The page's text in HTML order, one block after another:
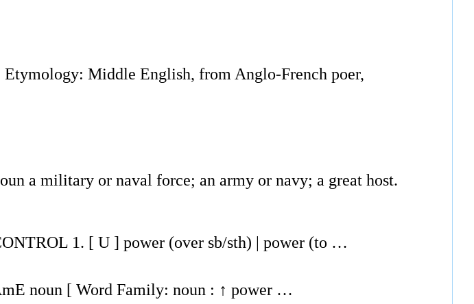
Middle English, from Anglo-French poer,
a military or naval force; an army or navy; a great host.
1. [ U ] power (over sb/sth) | power (to …
noun [ Word Family: noun : ↑ power …